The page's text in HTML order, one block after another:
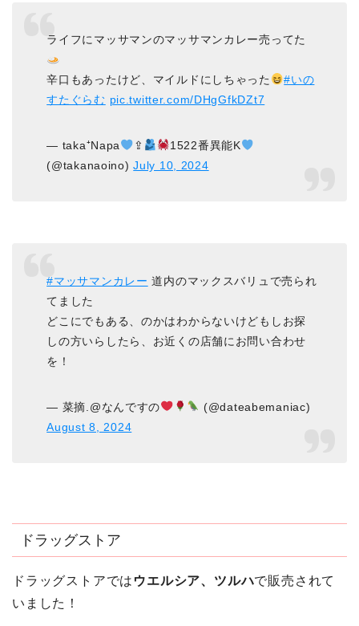
ライフにマッサマンのマッサマンカレー売ってた
辛口もあったけど、マイルドにしちゃった
#いの
すたぐらむ pic.twitter.com/DHgGfkDZt7
— taka⁺Napa ⇪
1522番異能K
(@takanaoino)July 10, 2024
#マッサマンカレー 道内のマックスバリュで売られ
てました
どこにでもある、のかはわからないけどもしお探
しの方いらしたら、お近くの店舗にお問い合わせ
を！
— 菜摘.@なんですの
(@dateabemaniac)
August 8, 2024
ドラッグストア
ドラッグストアでは ウエルシア、ツルハで販売されて
いました！